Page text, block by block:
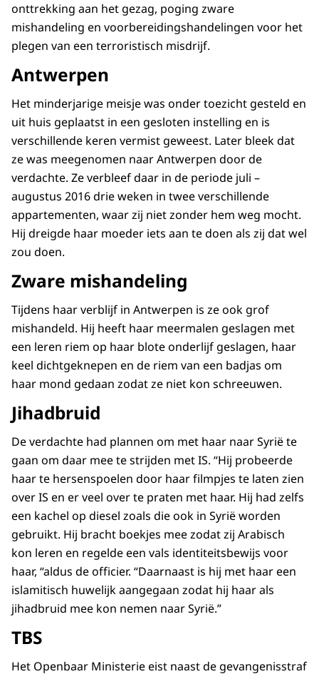
onttrekking aan het gezag, poging zware
mishandeling en voorbereidingshandelingen voor het
plegen van een terroristisch misdrijf.
Antwerpen
Het minderjarige meisje was onder toezicht gesteld en
uit huis geplaatst in een gesloten instelling en is
verschillende keren vermist geweest. Later bleek dat
ze was meegenomen naar Antwerpen door de
verdachte. Ze verbleef daar in de periode juli –
augustus 2016 drie weken in twee verschillende
appartementen, waar zij niet zonder hem weg mocht.
Hij dreigde haar moeder iets aan te doen als zij dat wel
zou doen.
Zware mishandeling
Tijdens haar verblijf in Antwerpen is ze ook grof
mishandeld. Hij heeft haar meermalen geslagen met
een leren riem op haar blote onderlijf geslagen, haar
keel dichtgeknepen en de riem van een badjas om
haar mond gedaan zodat ze niet kon schreeuwen.
Jihadbruid
De verdachte had plannen om met haar naar Syrië te
gaan om daar mee te strijden met IS. “Hij probeerde
haar te hersenspoelen door haar filmpjes te laten zien
over IS en er veel over te praten met haar. Hij had zelfs
een kachel op diesel zoals die ook in Syrië worden
gebruikt. Hij bracht boekjes mee zodat zij Arabisch
kon leren en regelde een vals identiteitsbewijs voor
haar, “aldus de officier. “Daarnaast is hij met haar een
islamitisch huwelijk aangegaan zodat hij haar als
jihadbruid mee kon nemen naar Syrië.”
TBS
Het Openbaar Ministerie eist naast de gevangenisstraf